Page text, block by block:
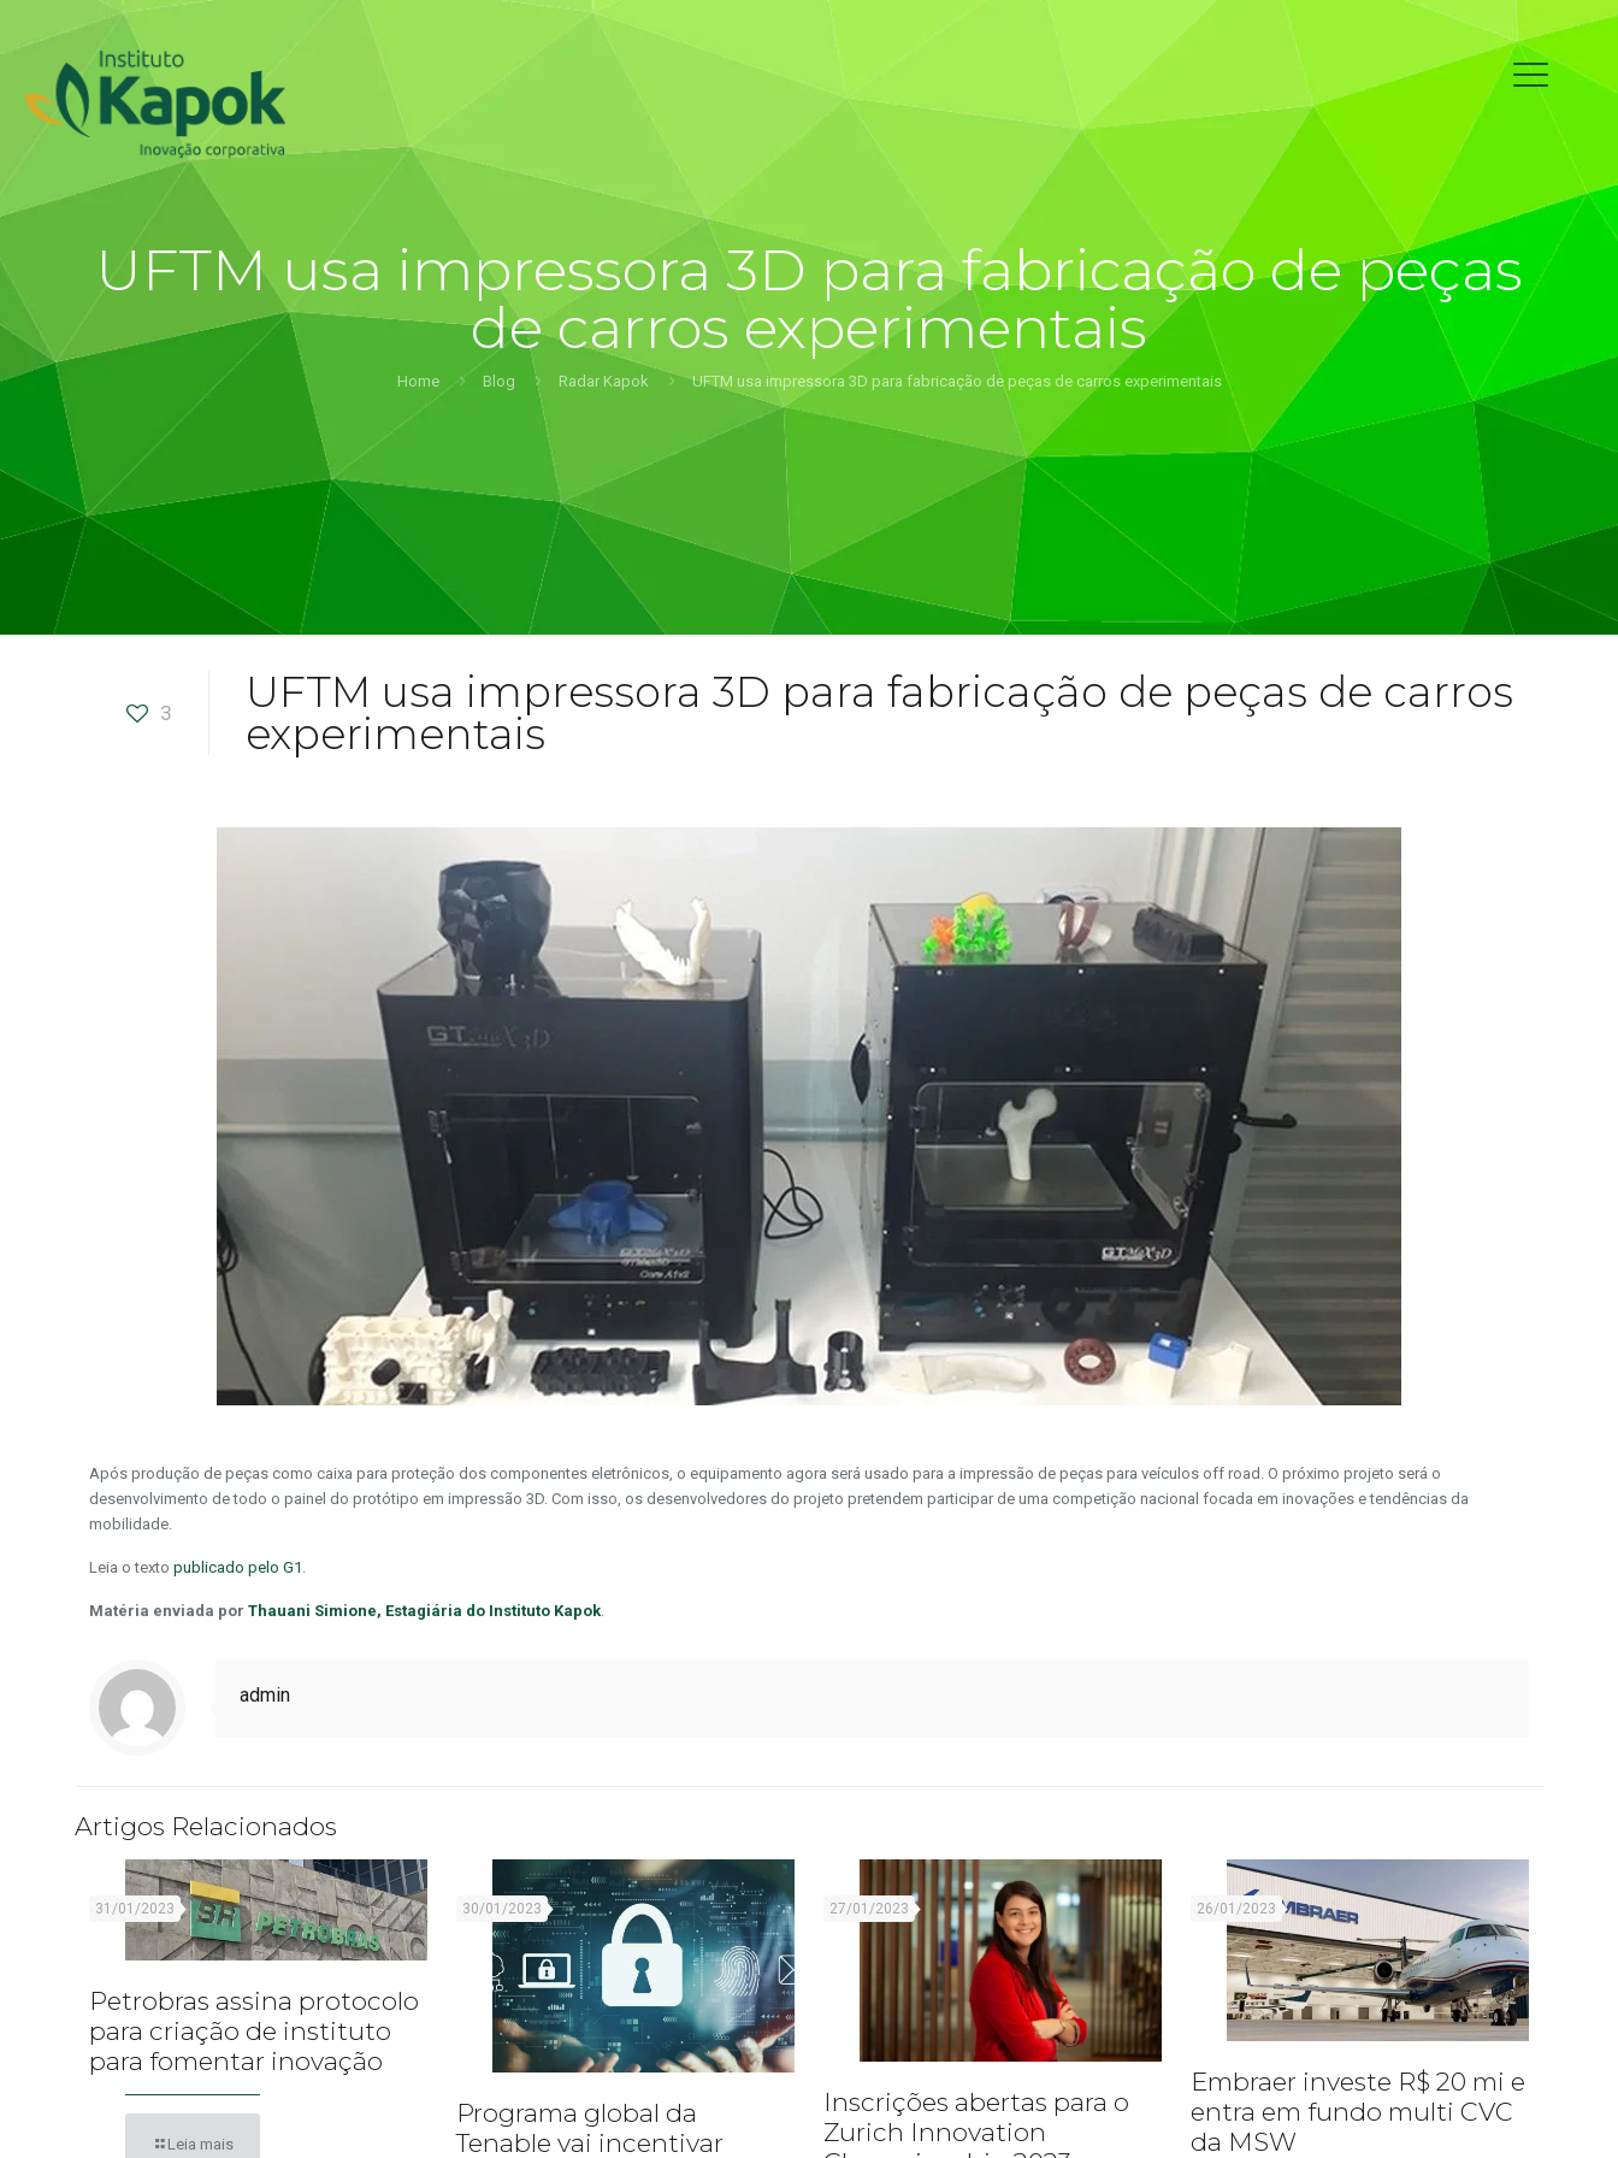
UFTM usa impressora 3D para fabricação de peças
de carros experimentais
Home Blog Radar Kapok UFTM usa impressora 3D para fabricação de peças de carros experimentais
3
UFTM usa impressora 3D para fabricação de peças de carros
experimentais
Após produção de peças como caixa para proteção dos componentes eletrônicos, o equipamento agora será usado para a impressão de peças para veículos off road. O próximo projeto será o
desenvolvimento de todo o painel do protótipo em impressão 3D. Com isso, os desenvolvedores do projeto pretendem participar de uma competição nacional focada em inovações e tendências da
mobilidade.
Leia o textopublicado pelo G1 .
Matéria enviada porThauani Simione, Estagiária do Instituto Kapok.
admin
Artigos Relacionados
31/01/2023
Petrobras assina protocolo
para criação de instituto
para fomentar inovação
Leia mais
30/01/2023
Programa global da
Tenable vai incentivar
27/01/2023
Inscrições abertas para o
Zurich Innovation
26/01/2023
Embraer investe R$ 20 mi e
entra em fundo multi CVC
da MSW